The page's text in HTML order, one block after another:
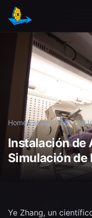
Skip to main content
Home/Estación Espacial
Instalación de
Simulación de
Ye Zhang, un